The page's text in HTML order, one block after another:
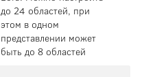
до 24 областей, при
этом в одном
представлении может
быть до 8 областей